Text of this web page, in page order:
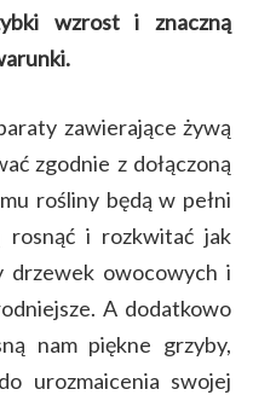
wzrost i znaczną
zawierające żywą
zgodnie z dołączoną
rośliny będą w pełni
rosnąć i rozkwitać jak
drzewek owocowych i
A dodatkowo
nam piękne grzyby,
urozmaicenia swojej
Porady
Ciekawostki
Atlas grzybów
Kontakt